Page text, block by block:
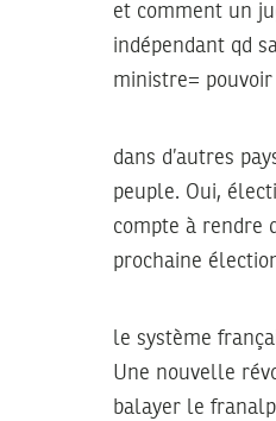
et comment un
indépendant qd
ministre= pouvoir
dans d’autres
peuple. Oui,
compte à rendre
prochaine
le système
Une nouvelle
balayer le